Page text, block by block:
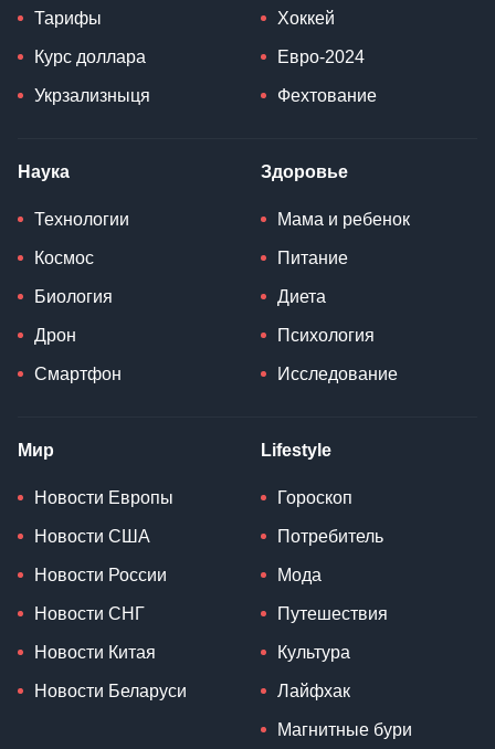
Тарифы
Курс доллара
Укрзализныця
Хоккей
Евро-2024
Фехтование
Наука
Технологии
Космос
Биология
Дрон
Смартфон
Здоровье
Мама и ребенок
Питание
Диета
Психология
Исследование
Мир
Новости Европы
Новости США
Новости России
Новости СНГ
Новости Китая
Новости Беларуси
Lifestyle
Гороскоп
Потребитель
Мода
Путешествия
Культура
Лайфхак
Магнитные бури